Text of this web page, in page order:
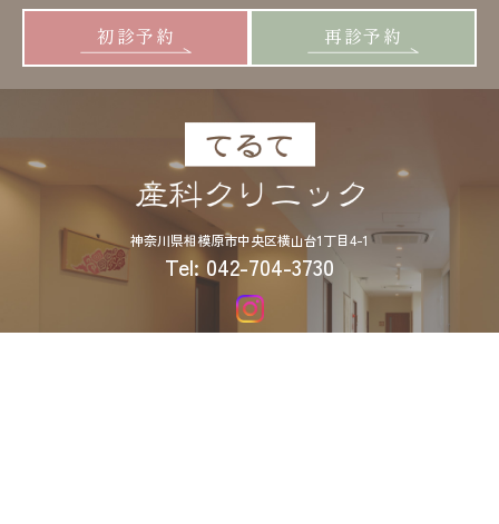
初診予約 再診予約
神奈川県相模原市中央区横山台1丁目4-1
Tel: 042-704-3730